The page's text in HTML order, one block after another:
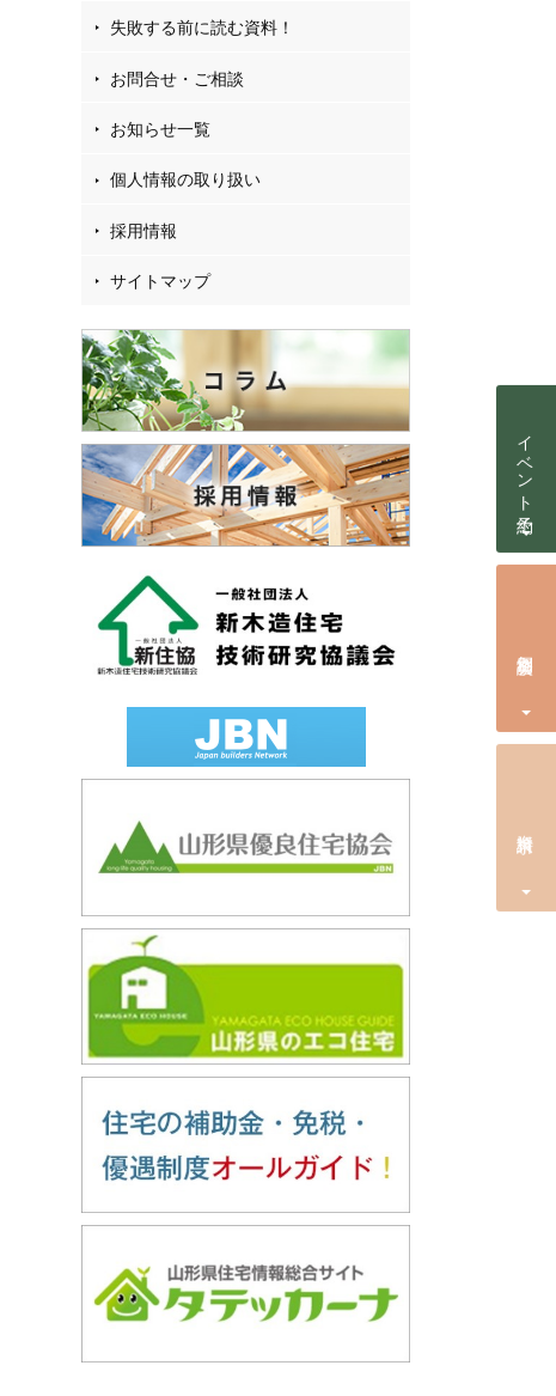
失敗する前に読む資料！
お問合せ・ご相談
お知らせ一覧
個人情報の取り扱い
採用情報
サイトマップ
イベント予約